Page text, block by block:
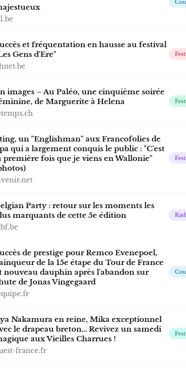
et fréquentation en hausse au festival
Gens d'Ere"
images – Au Paléo, une cinquième soirée
de Marguerite à Helena
un "Englishman" aux Francofolies de
qui a largement conquis le public : "C'est
première fois que je viens en Wallonie"
Party : retour sur les moments les
marquants de cette 5e édition
de prestige pour Remco Evenepoel,
de la 15e étape du Tour de France
nouveau dauphin après l'abandon sur
de Jonas Vingegaard
Nakamura en reine, Mika exceptionnel
le drapeau breton… Revivez un samedi
aux Vieilles Charrues !
france.fr